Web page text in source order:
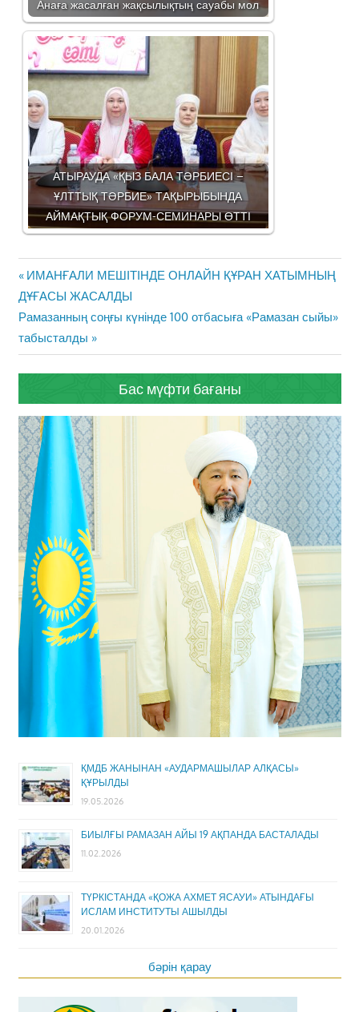
Анаға жасалған жақсылықтың сауабы мол
АТЫРАУДА «ҚЫЗ БАЛА ТӘРБИЕСІ –
ҰЛТТЫҚ ТӘРБИЕ» ТАҚЫРЫБЫНДА
АЙМАҚТЫҚ ФОРУМ-СЕМИНАРЫ ӨТТІ
Жазба
навигациясы
Previous
Post:
ИМАНҒАЛИ МЕШІТІНДЕ ОНЛАЙН ҚҰРАН ХАТЫМНЫҢ
ДҰҒАСЫ ЖАСАЛДЫ
Next
Post:
Рамазанның соңғы күнінде 100 отбасыға «Рамазан сыйы»
табысталды
Бас мүфти бағаны
ҚМДБ ЖАНЫНАН «АУДАРМАШЫЛАР АЛҚАСЫ»
ҚҰРЫЛДЫ
19.05.2026
БИЫЛҒЫ РАМАЗАН АЙЫ 19 АҚПАНДА БАСТАЛАДЫ
11.02.2026
ТҮРКІСТАНДА «ҚОЖА АХМЕТ ЯСАУИ» АТЫНДАҒЫ
ИСЛАМ ИНСТИТУТЫ АШЫЛДЫ
20.01.2026
бәрін қарау